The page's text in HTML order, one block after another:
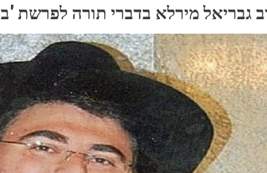
גבריאל מירלא בדברי תורה לפרשת